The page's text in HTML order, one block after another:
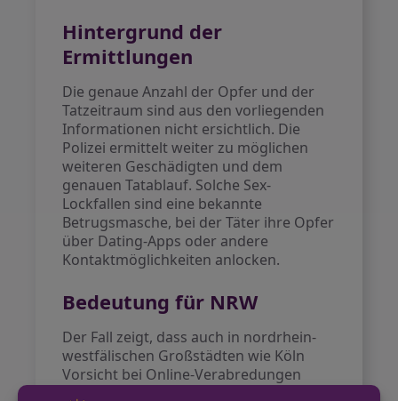
Hintergrund der
Ermittlungen
Die genaue Anzahl der Opfer und der
Tatzeitraum sind aus den vorliegenden
Informationen nicht ersichtlich. Die
Polizei ermittelt weiter zu möglichen
weiteren Geschädigten und dem
genauen Tatablauf. Solche Sex-
Lockfallen sind eine bekannte
Betrugsmasche, bei der Täter ihre Opfer
über Dating-Apps oder andere
Kontaktmöglichkeiten anlocken.
Bedeutung für NRW
Der Fall zeigt, dass auch in nordrhein-
westfälischen Großstädten wie Köln
Vorsicht bei Online-Verabredungen